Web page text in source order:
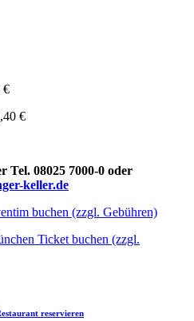
€
€
Tel. 08025 7000-0 oder
keller.de
buchen (zzgl. Gebühren)
Ticket buchen (zzgl.
reservieren